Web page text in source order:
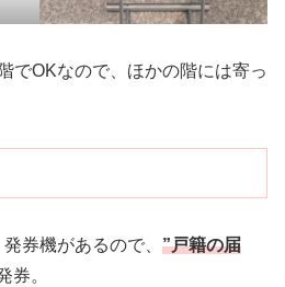
でOKなので、ほかの階には寄っ
券機があるので、 ”戸籍の届
券。